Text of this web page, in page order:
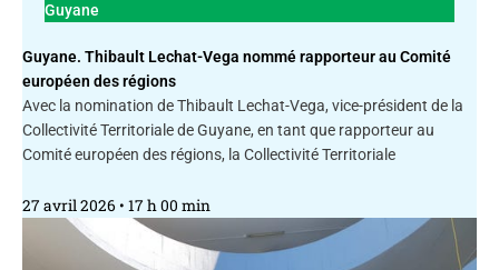
Guyane
Guyane. Thibault Lechat-Vega nommé rapporteur au Comité
européen des régions
Avec la nomination de Thibault Lechat-Vega, vice-président de la
Collectivité Territoriale de Guyane, en tant que rapporteur au
Comité européen des régions, la Collectivité Territoriale
27 avril 2026 17 h 00 min